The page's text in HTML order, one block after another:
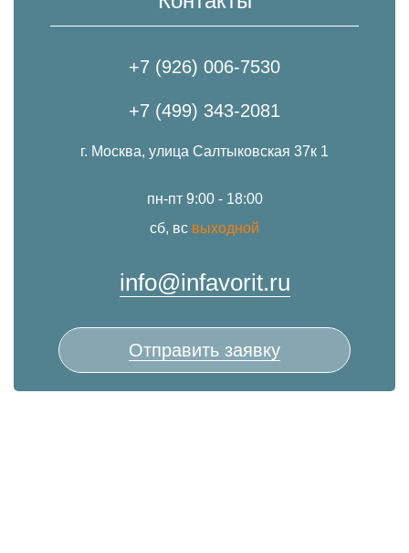
+7 (926) 006-7530
+7 (499) 343-2081
г. Москва, улица Салтыковская 37к 1
пн-пт 9:00 - 18:00
сб, вс выходной
info@infavorit.ru
Отправить заявку